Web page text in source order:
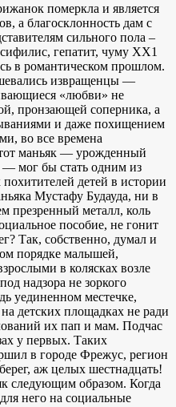
померкла и является
а благосклонность дам с
сильного пола –
сифилис, гепатит, чуму ХХ1
в романтическом прошлом.
извращенцы —
«любви» не
пронзающей соперника, а
и даже похищением
во все времена
маньяк — урожденный
— мог бы стать одним из
детей в истории
Мустафу Будауда, ни в
презренный металл, коль
пособие, не гонит
Так, собственно, думал и
порядке малышей,
в колясках возле
надзора не зоркого
уединенном местечке,
детских площадках не ради
их пап и мам. Подчас
у первых. Таких
в городе Фрежус, регион
аж целых шестнадцать!
следующим образом. Когда
него на социальные